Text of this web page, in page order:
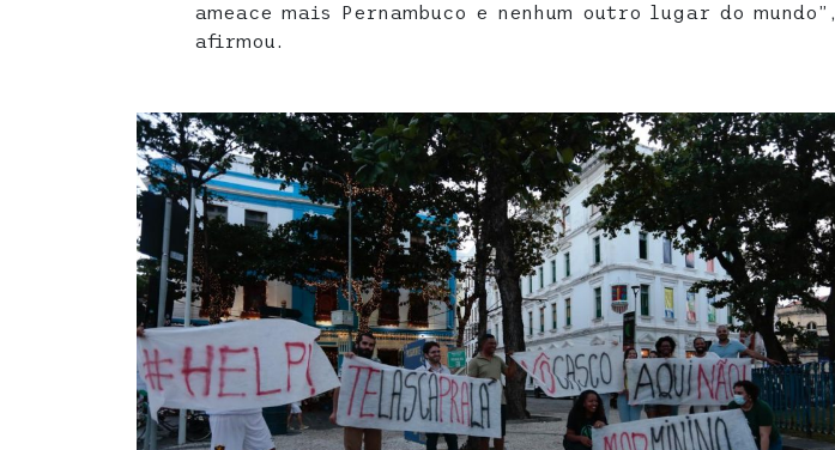
ameace mais Pernambuco e nenhum outro lugar do mundo”,
afirmou.